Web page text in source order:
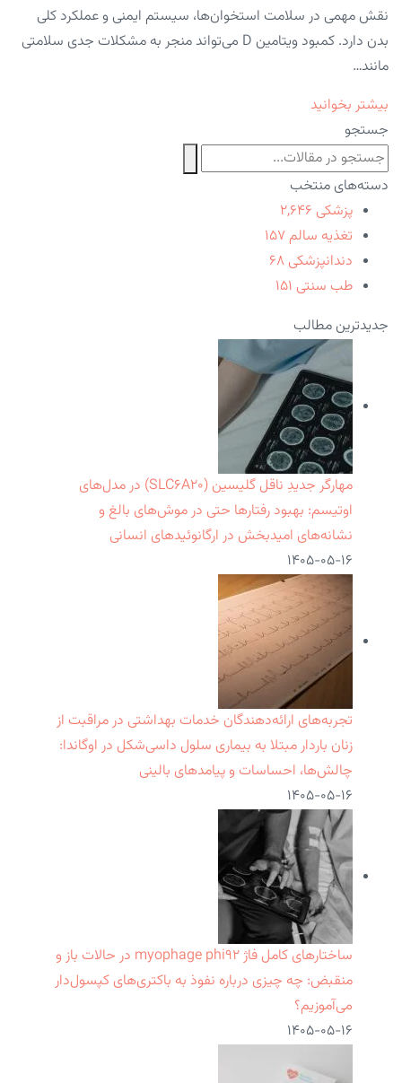
نقش مهمی در سلامت استخوان‌ها، سیستم ایمنی و عملکرد کلی
بدن دارد. کمبود ویتامین D می‌تواند منجر به مشکلات جدی سلامتی
مانند…
بیشتر بخوانید
جستجو
دسته‌های منتخب
پزشکی ۲,۶۴۶
تغذیه سالم ۱۵۷
دندانپزشکی ۶۸
طب سنتی ۱۵۱
جدیدترین مطالب
مهارگر جدیدِ ناقل گلیسین (SLC۶A۲۰) در مدل‌های
اوتیسم: بهبود رفتارها حتی در موش‌های بالغ و
نشانه‌های امیدبخش در ارگانوئیدهای انسانی
۱۴۰۵-۰۵-۱۶
تجربه‌های ارائه‌دهندگان خدمات بهداشتی در مراقبت از
زنان باردار مبتلا به بیماری سلول داسی‌شکل در اوگاندا:
چالش‌ها، احساسات و پیامدهای بالینی
۱۴۰۵-۰۵-۱۶
ساختارهای کامل فاژ myophage phi۹۲ در حالات باز و
منقبض: چه چیزی درباره نفوذ به باکتری‌های کپسول‌دار
می‌آموزیم؟
۱۴۰۵-۰۵-۱۶